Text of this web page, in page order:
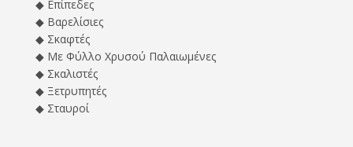
◆ Επίπεδες
◆ Βαρελίσιες
◆ Σκαφτές
◆ Με Φύλλο Χρυσού Παλαιωμένες
◆ Σκαλιστές
◆ Ξετρυπητές
◆ Σταυροί